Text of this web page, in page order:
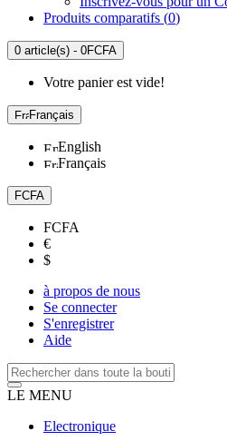
Produits comparatifs (0)
0 article(s) - 0FCFA
Votre panier est vide!
Français
English
Français
FCFA
FCFA
€
$
à propos de nous
Se connecter
S'enregistrer
Aide
LE MENU
Electronique